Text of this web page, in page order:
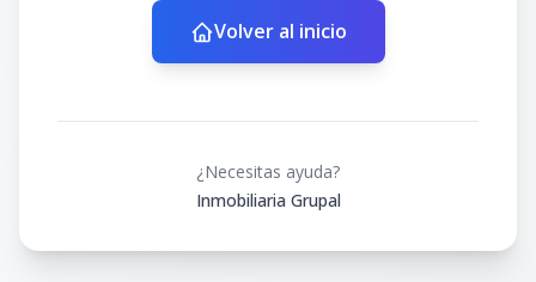
Volver al inicio
¿Necesitas ayuda?
Inmobiliaria Grupal